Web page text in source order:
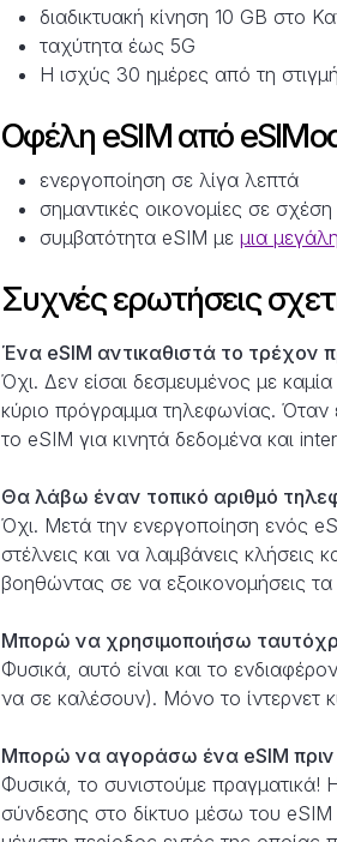
διαδικτυακή κίνηση 10 GB στο
ταχύτητα έως 5G
Η ισχύς 30 ημέρες από τη
Οφέλη eSIM από
ενεργοποίηση σε λίγα λεπτά
σημαντικές οικονομίες σε
συμβατότητα eSIM με μια
Συχνές ερωτήσεις
Ένα eSIM αντικαθιστά το τρέχον
Όχι. Δεν είσαι δεσμευμένος με
κύριο πρόγραμμα τηλεφωνίας. Όταν
το eSIM για κινητά δεδομένα και
Θα λάβω έναν τοπικό αριθμό
Όχι. Μετά την ενεργοποίηση ενός
στέλνεις και να λαμβάνεις κλήσεις
βοηθώντας σε να εξοικονομήσεις
Μπορώ να χρησιμοποιήσω
Φυσικά, αυτό είναι και το
να σε καλέσουν). Μόνο το ίντερνετ
Μπορώ να αγοράσω ένα eSIM πριν
Φυσικά, το συνιστούμε
σύνδεσης στο δίκτυο μέσω του